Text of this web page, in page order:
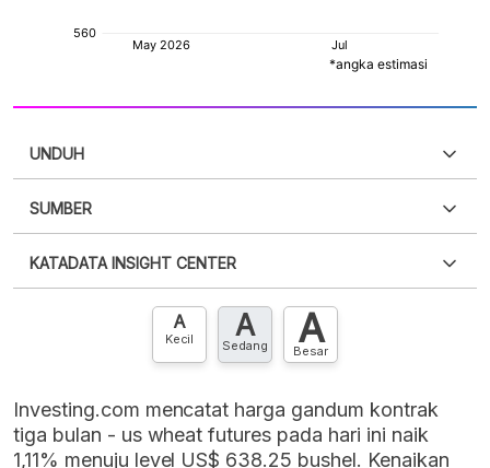
UNDUH
XLS
SUMBER
punya akun?Silakan Daftar sekarang
KATADATA INSIGHT CENTER
Hubungi sekarang »
A
Kecil A
Sedang A
Besar
Investing.com mencatat harga gandum kontrak
tiga bulan - us wheat futures pada hari ini naik
1,11% menuju level US$ 638.25 bushel. Kenaikan